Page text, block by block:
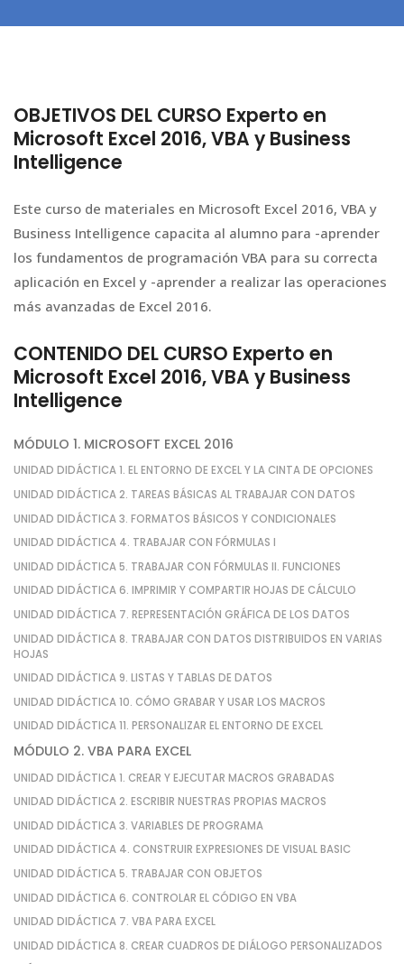
OBJETIVOS DEL CURSO Experto en
Microsoft Excel 2016, VBA y Business
Intelligence
Este curso de materiales en Microsoft Excel 2016, VBA y
Business Intelligence capacita al alumno para -aprender
los fundamentos de programación VBA para su correcta
aplicación en Excel y -aprender a realizar las operaciones
más avanzadas de Excel 2016.
CONTENIDO DEL CURSO Experto en
Microsoft Excel 2016, VBA y Business
Intelligence
MÓDULO 1. MICROSOFT EXCEL 2016
UNIDAD DIDÁCTICA 1. EL ENTORNO DE EXCEL Y LA CINTA DE OPCIONES
UNIDAD DIDÁCTICA 2. TAREAS BÁSICAS AL TRABAJAR CON DATOS
UNIDAD DIDÁCTICA 3. FORMATOS BÁSICOS Y CONDICIONALES
UNIDAD DIDÁCTICA 4. TRABAJAR CON FÓRMULAS I
UNIDAD DIDÁCTICA 5. TRABAJAR CON FÓRMULAS II. FUNCIONES
UNIDAD DIDÁCTICA 6. IMPRIMIR Y COMPARTIR HOJAS DE CÁLCULO
UNIDAD DIDÁCTICA 7. REPRESENTACIÓN GRÁFICA DE LOS DATOS
UNIDAD DIDÁCTICA 8. TRABAJAR CON DATOS DISTRIBUIDOS EN VARIAS
HOJAS
UNIDAD DIDÁCTICA 9. LISTAS Y TABLAS DE DATOS
UNIDAD DIDÁCTICA 10. CÓMO GRABAR Y USAR LOS MACROS
UNIDAD DIDÁCTICA 11. PERSONALIZAR EL ENTORNO DE EXCEL
MÓDULO 2. VBA PARA EXCEL
UNIDAD DIDÁCTICA 1. CREAR Y EJECUTAR MACROS GRABADAS
UNIDAD DIDÁCTICA 2. ESCRIBIR NUESTRAS PROPIAS MACROS
UNIDAD DIDÁCTICA 3. VARIABLES DE PROGRAMA
UNIDAD DIDÁCTICA 4. CONSTRUIR EXPRESIONES DE VISUAL BASIC
UNIDAD DIDÁCTICA 5. TRABAJAR CON OBJETOS
UNIDAD DIDÁCTICA 6. CONTROLAR EL CÓDIGO EN VBA
UNIDAD DIDÁCTICA 7. VBA PARA EXCEL
UNIDAD DIDÁCTICA 8. CREAR CUADROS DE DIÁLOGO PERSONALIZADOS